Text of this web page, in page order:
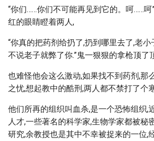
“你们……你们不可能再见到它的。呵……呵
红的眼睛瞪着两人,
“你真的把药剂给扔了,扔到哪里去了,老小
不说老子就弊了你.”鬼一狠狠的拿枪顶了
也难怪他会这么激动,如果找不到药剂,那
之忧,想起教中的酷刑,两人都不禁打了个
他们所再的组织叫血杀,是一个恐怖组织,
人才,一些著名的科学家,生物学家都被秘
研究,余教授也是其中不幸被捉来的一位,